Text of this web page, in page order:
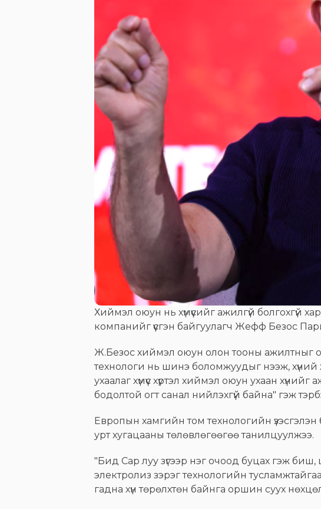
Хиймэл оюун нь хүмүүсийг ажилгүй болгохгүй
компанийг үүсгэн байгуулагч Жефф Безос
Ж.Безос хиймэл оюун олон тооны ажилтныг
технологи нь шинэ боломжуудыг нээж, хүний
ухаалаг хүмүүс хүртэл хиймэл оюун ухаан
бодолтой огт санал нийлэхгүй байна" гэж
Европын хамгийн том технологийн үзэсгэлэн
урт хугацааны төлөвлөгөөгөө танилцуулжээ.
"Бид Сар луу зүгээр нэг очоод буцах гэж
электролиз зэрэг технологийн
гадна хүн төрөлхтөн байнга оршин суух